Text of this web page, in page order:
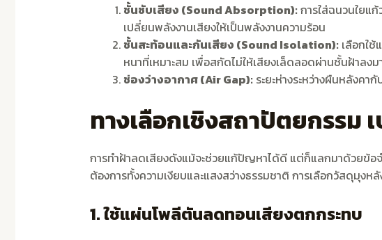
ชั้นซับเสียง (Sound Absorption):การใส่ฉนวนใยแ
เปลี่ยนพลังงานเสียงให้เป็นพลังงานความร้อน
ชั้นสะท้อนและกันเสียง (Sound Isolation):เลือกใช้
หนาที่เหมาะสม เพื่อสกัดไม่ให้เสียงเล็ดลอดผ่านชั้นฝ้าลงม
ช่องว่างอากาศ (Air Gap):ระยะห่างระหว่างผืนหลังคา
ทางเลือกเชิงสถาปัตยกรรม
การทำฝ้าลดเสียงดังแม้จะช่วยแก้ปัญหาได้ดี แต่ก็แลกมาด้วยข้อ
ต้องการทั้งความเงียบและแสงสว่างธรรมชาติ การเลือกวัสดุมุง
1. ใช้แผ่นโพลีตันลดทอนเสียงตกกระทบ